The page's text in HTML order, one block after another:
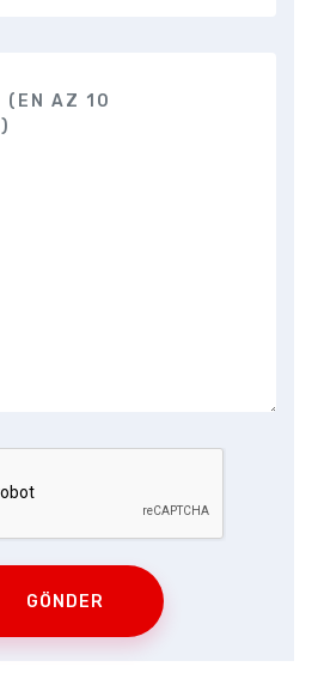
GÖNDER